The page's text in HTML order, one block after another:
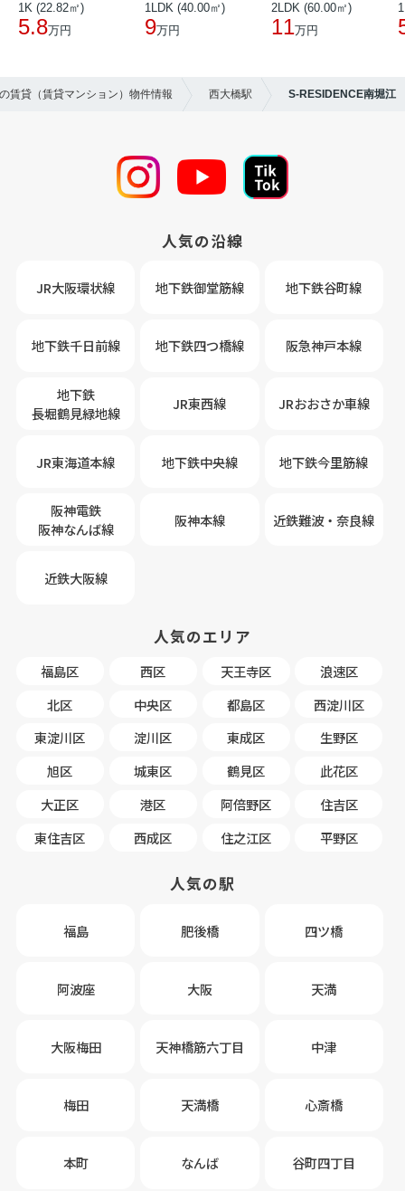
1K (22.82㎡)
5.8万円
1LDK (40.00㎡)
9万円
2LDK (60.00㎡)
11万円
賃貸（賃貸マンション）物件情報 西大橋駅 S-RESIDENCE南堀江
人気の沿線
JR大阪環状線 地下鉄御堂筋線 地下鉄谷町線
地下鉄千日前線 地下鉄四つ橋線 阪急神戸本線
地下鉄
長堀鶴見緑地線
JR東西線 JRおおさか車線
JR東海道本線 地下鉄中央線 地下鉄今里筋線
阪神電鉄
阪神なんば線
阪神本線 近鉄難波・奈良線
近鉄大阪線
人気のエリア
福島区 西区 天王寺区
浪速区
北区
中央区 都島区
西淀川区
東淀川区
淀川区 東成区
生野区
旭区
城東区 鶴見区
此花区
大正区
港区 阿倍野区
住吉区
東住吉区
西成区 住之江区 平野区
人気の駅
福島 肥後橋 四ツ橋
阿波座 大阪 天満
大阪梅田 天神橋筋六丁目 中津
梅田 天満橋 心斎橋
本町 なんば 谷町四丁目